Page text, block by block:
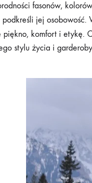
fasonów,
podkreśli jej osobowość.
piękno, komfort i etykę.
stylu życia i